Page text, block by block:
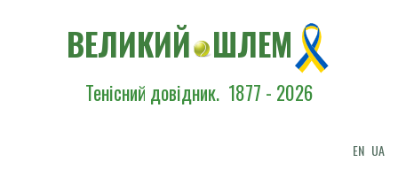
ВЕЛИКИЙ ШЛЕМ
Тенісний довідник. 1877 - 2026
EN UA